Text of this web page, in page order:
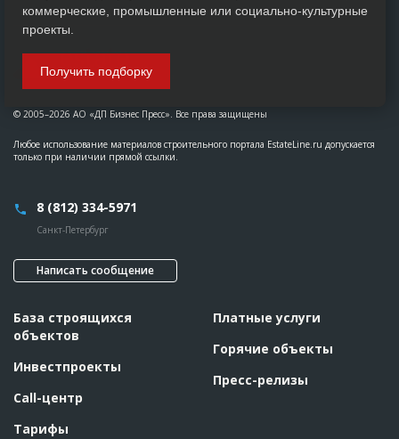
© 2005–2026 АО «ДП Бизнес Пресс». Все права защищены
Любое использование материалов строительного портала EstateLine.ru допускается
только при наличии прямой ссылки.
8 (812) 334-5971
Санкт-Петербург
Написать сообщение
База строящихся
объектов
Инвестпроекты
Call-центр
Тарифы
Платные услуги
Горячие объекты
Пресс-релизы
коммерческие, промышленные или социально-культурные
проекты.
Получить подборку